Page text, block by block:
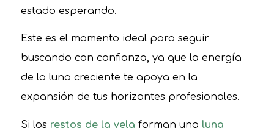
estado esperando.
Este es el momento ideal para seguir
buscando con confianza, ya que la energía
de la luna creciente te apoya en la
expansión de tus horizontes profesionales.
Si los restos de la vela forman una luna